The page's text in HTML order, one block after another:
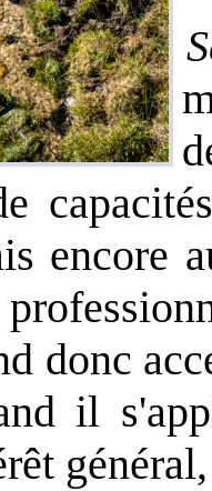
encore
donc
il